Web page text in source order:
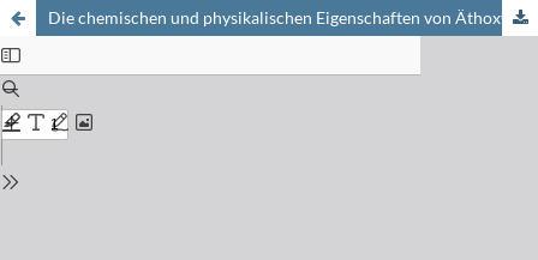
Die chemischen und physikalischen Eigenschaften von Äthoxyharzen in Abhängigkeit von ihren Kombinationspartnern